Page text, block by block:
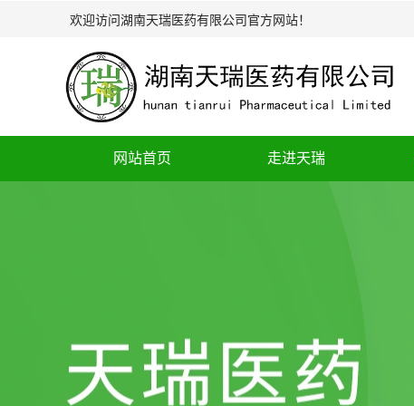
网站首页 走进天瑞
欢迎访问湖南天瑞医药有限公司官方网站！